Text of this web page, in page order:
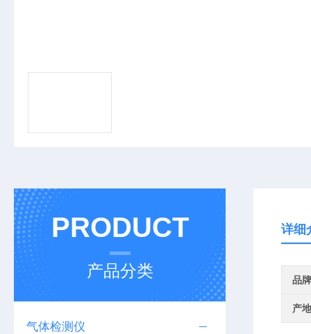
PRODUCT
产品分类
气体检测仪
详细
品牌
产